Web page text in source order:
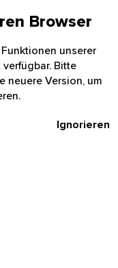
Browser
unserer
Bitte
neuere Version, um
Ignorieren